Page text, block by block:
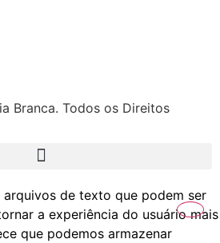
Branca. Todos os Direitos
arquivos de texto que podem ser
a experiência do usuário mais
que podemos armazenar